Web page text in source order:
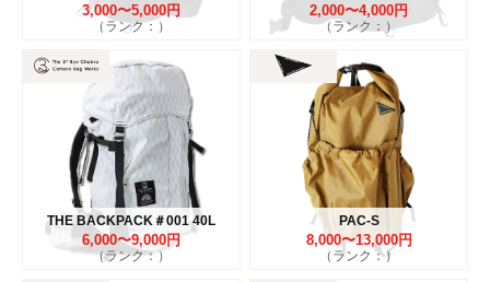
3,000〜5,000円
（ランク：）
2,000〜4,000円
（ランク：）
THE BACKPACK＃001 40L
6,000〜9,000円
（ランク：）
PAC-S
8,000〜13,000円
（ランク：）